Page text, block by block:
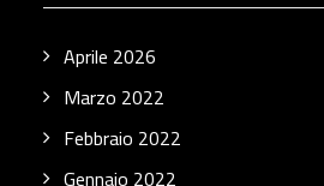
Aprile 2026
Marzo 2022
Febbraio 2022
Gennaio 2022